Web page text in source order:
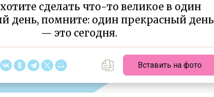
сделать что-то великое в один
день, помните: один прекрасный день
— это сегодня.
Вставить на фото